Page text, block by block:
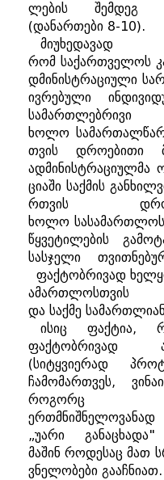
ლების
შემდეგ
(დანართები 8-10).
მიუხედავად
რომ საქართველოს
დმინისტრაციული
ივრებული
სამართლებრივი
ხოლო
თვის
დროებითი
ადმინისტრაციულმა
ციაში საქმის
რთვის
ხოლო სასამართლოს
წყვეტილების
სასჯელი
ფაქტობრივად
ამართლოსთვის
და საქმე
ისიც
ფაქტია,
ფაქტობრივად
(სიტყვიერად
ჩამომართვეს,
როგორც
ერთმნიშნელოვანად
„უარი განაცხადა
მაშინ როდესაც მათ
ვნელობები გააჩნიათ.